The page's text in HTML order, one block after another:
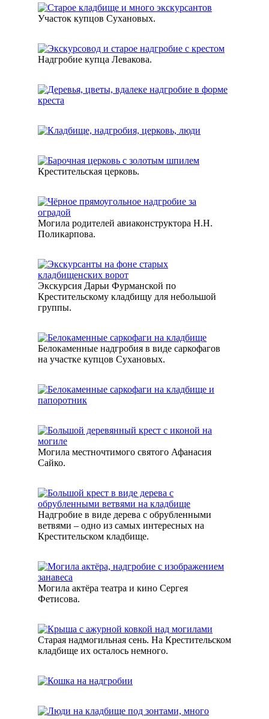
Участок купцов Сухановых.
Надгробие купца Левакова.
Крестительская церковь.
Могила родителей авиаконструктора Н.Н.
Поликарпова.
Экскурсия Дарьи Фурманской по
Крестительскому кладбищу для небольшой
группы.
Белокаменные надгробия в виде саркофагов
на участке купцов Сухановых.
Могила местночтимого святого Афанасия
Сайко.
Надгробие в виде дерева с обрубленными
ветвями – одно из самых интересных на
Крестительском кладбище.
Могила актёра театра и кино Сергея
Фетисова.
Старая надмогильная сень. На Крестительском
кладбище их осталось немного.